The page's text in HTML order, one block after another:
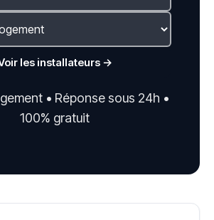
les installateurs →
• Réponse sous 24h •
100% gratuit